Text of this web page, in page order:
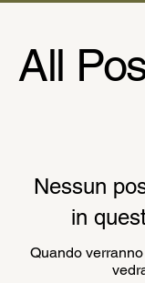
All
Nessun
in
Quando